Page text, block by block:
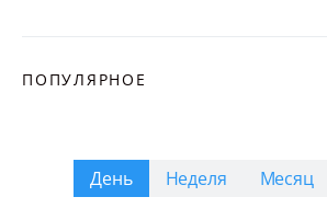
ПОПУЛЯРНОЕ
День Неделя Месяц